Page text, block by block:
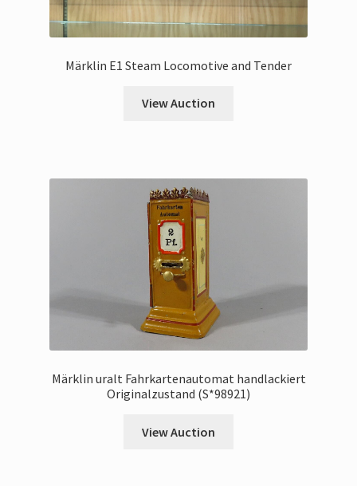
Märklin E1 Steam Locomotive and Tender
View Auction
Märklin uralt Fahrkartenautomat handlackiert
Originalzustand (S*98921)
View Auction